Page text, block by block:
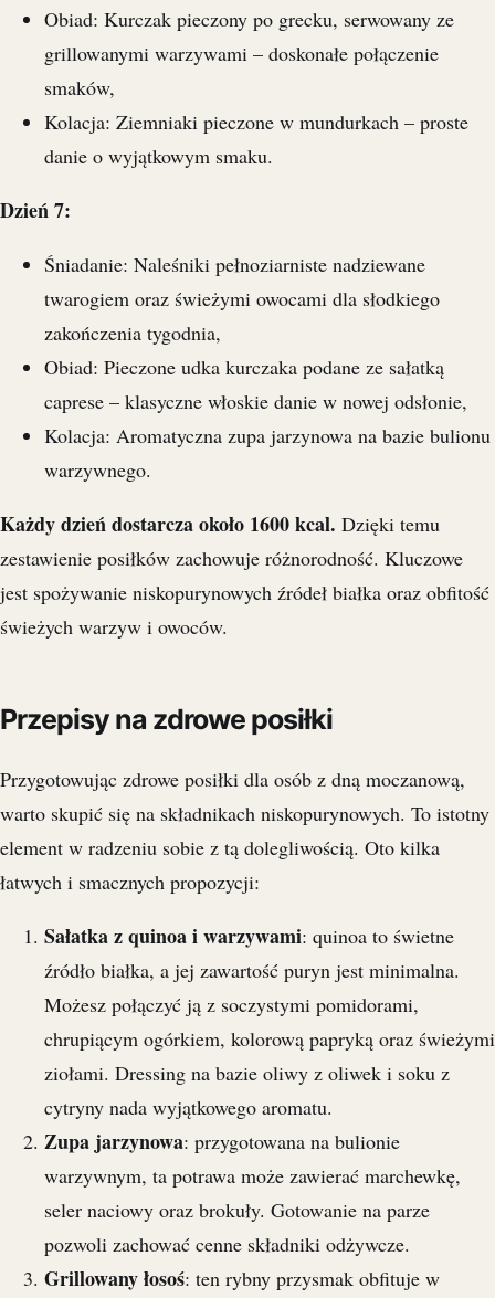
Obiad: Kurczak pieczony po grecku, serwowany ze
grillowanymi warzywami – doskonałe połączenie
smaków,
Kolacja: Ziemniaki pieczone w mundurkach – proste
danie o wyjątkowym smaku.
Dzień 7:
Śniadanie: Naleśniki pełnoziarniste nadziewane
twarogiem oraz świeżymi owocami dla słodkiego
zakończenia tygodnia,
Obiad: Pieczone udka kurczaka podane ze sałatką
caprese – klasyczne włoskie danie w nowej odsłonie,
Kolacja: Aromatyczna zupa jarzynowa na bazie bulionu
warzywnego.
Każdy dzień dostarcza około 1600 kcal. Dzięki temu
zestawienie posiłków zachowuje różnorodność. Kluczowe
jest spożywanie niskopurynowych źródeł białka oraz obfitość
świeżych warzyw i owoców.
Przepisy na zdrowe posiłki
Przygotowując zdrowe posiłki dla osób z dną moczanową,
warto skupić się na składnikach niskopurynowych. To istotny
element w radzeniu sobie z tą dolegliwością. Oto kilka
łatwych i smacznych propozycji:
Sałatka z quinoa i warzywami: quinoa to świetne
źródło białka, a jej zawartość puryn jest minimalna.
Możesz połączyć ją z soczystymi pomidorami,
chrupiącym ogórkiem, kolorową papryką oraz świeżymi
ziołami. Dressing na bazie oliwy z oliwek i soku z
cytryny nada wyjątkowego aromatu.
Zupa jarzynowa: przygotowana na bulionie
warzywnym, ta potrawa może zawierać marchewkę,
seler naciowy oraz brokuły. Gotowanie na parze
pozwoli zachować cenne składniki odżywcze.
Grillowany łosoś: ten rybny przysmak obfituje w